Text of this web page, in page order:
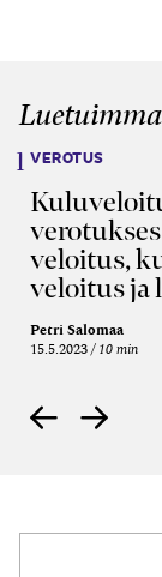
VEROTUS
veloitus,
veloitus ja
Petri Salomaa
15.5.2023 10 min